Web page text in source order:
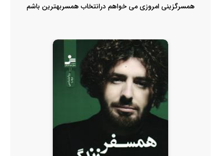
همسرگزینی امروزی می خواهم درانتخاب همسربهترین باشم